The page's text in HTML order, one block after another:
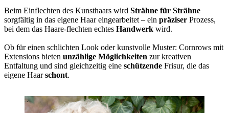
Beim Einflechten des Kunsthaars wird Strähne für Strähne
sorgfältig in das eigene Haar eingearbeitet – ein präziser Prozess,
bei dem das Haare-flechten echtes Handwerk wird.
Ob für einen schlichten Look oder kunstvolle Muster: Cornrows mit
Extensions bieten unzählige Möglichkeiten zur kreativen
Entfaltung und sind gleichzeitig eine schützende Frisur, die das
eigene Haarschont.